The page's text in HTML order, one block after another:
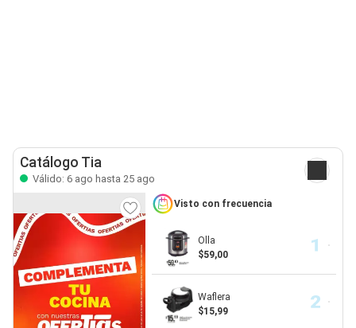
Catálogo Tia
Válido: 6 ago hasta 25 ago
Visto con frecuencia
Olla
$59,00
Waflera
$15,99